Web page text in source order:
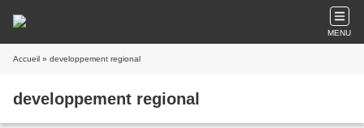
MENU
Accueil » developpement regional
developpement regional